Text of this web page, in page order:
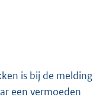
is bij de melding
een vermoeden